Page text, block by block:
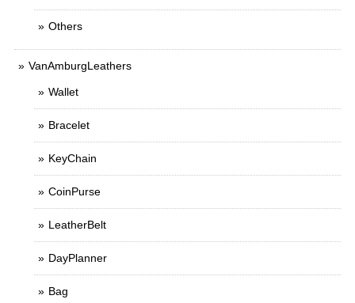
Others
VanAmburgLeathers
Wallet
Bracelet
KeyChain
CoinPurse
LeatherBelt
DayPlanner
Bag